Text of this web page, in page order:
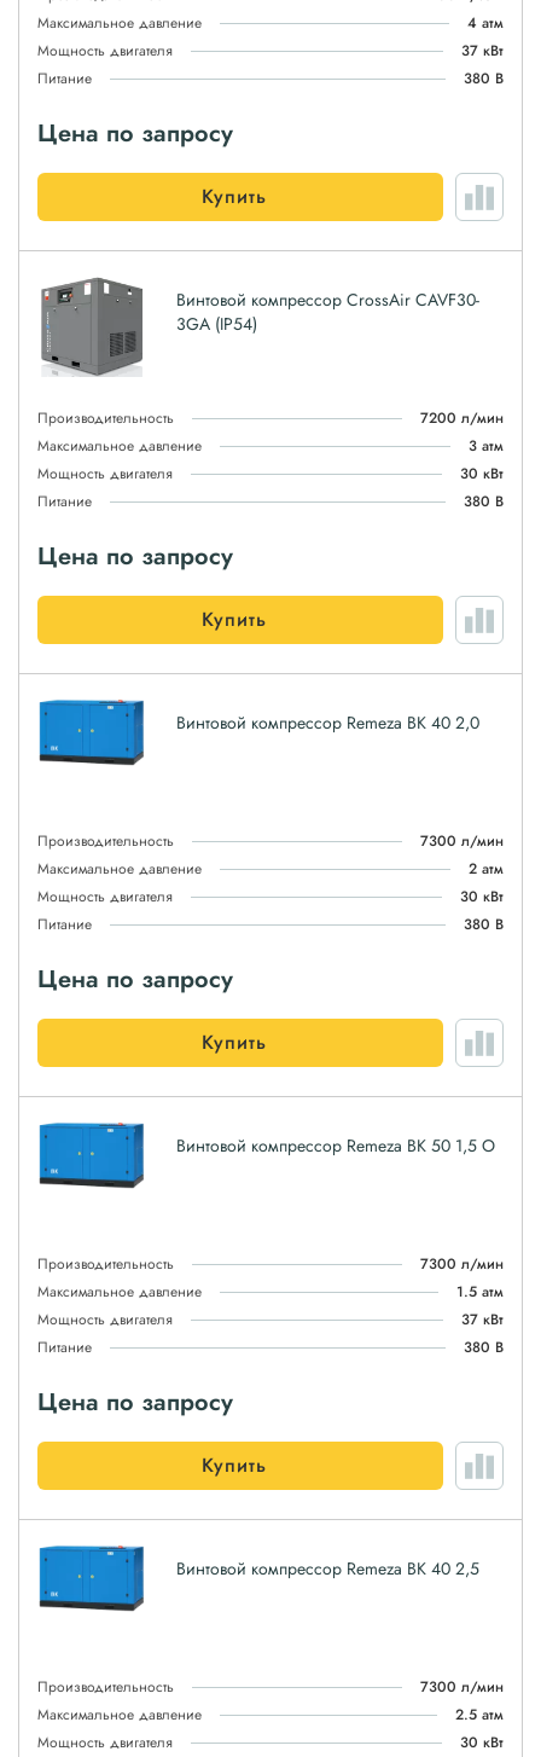
Максимальное давление
4 атм
Мощность двигателя
37 кВт
Питание
380 В
Цена по запросу
Купить
Винтовой компрессор CrossAir CAVF30-
3GA (IP54)
Производительность
7200 л/мин
Максимальное давление
3 атм
Мощность двигателя
30 кВт
Питание
380 В
Цена по запросу
Купить
Винтовой компрессор Remeza ВК 40 2,0
Производительность
7300 л/мин
Максимальное давление
2 атм
Мощность двигателя
30 кВт
Питание
380 В
Цена по запросу
Купить
Винтовой компрессор Remeza ВК 50 1,5 О
Производительность
7300 л/мин
Максимальное давление
1.5 атм
Мощность двигателя
37 кВт
Питание
380 В
Цена по запросу
Купить
Винтовой компрессор Remeza ВК 40 2,5
Производительность
7300 л/мин
Максимальное давление
2.5 атм
Мощность двигателя
30 кВт